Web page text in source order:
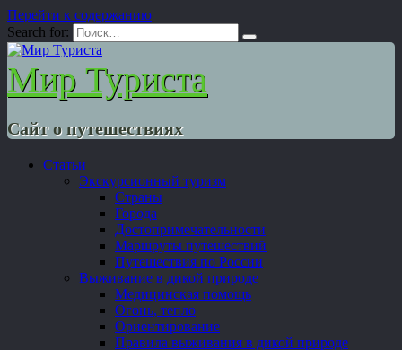
Перейти к содержанию
Search for:
Мир Туриста
Сайт о путешествиях
Статьи
Экскурсионный туризм
Страны
Города
Достопримечательности
Маршруты путешествий
Путешествия по России
Выживание в дикой природе
Медицинская помощь
Огонь, тепло
Ориентирование
Правила выживания в дикой природе